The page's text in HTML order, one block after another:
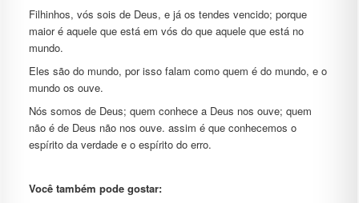
Filhinhos, vós sois de Deus, e já os tendes vencido; porque
maior é aquele que está em vós do que aquele que está no
mundo.
Eles são do mundo, por isso falam como quem é do mundo, e o
mundo os ouve.
Nós somos de Deus; quem conhece a Deus nos ouve; quem
não é de Deus não nos ouve. assim é que conhecemos o
espírito da verdade e o espírito do erro.
Você também pode gostar: